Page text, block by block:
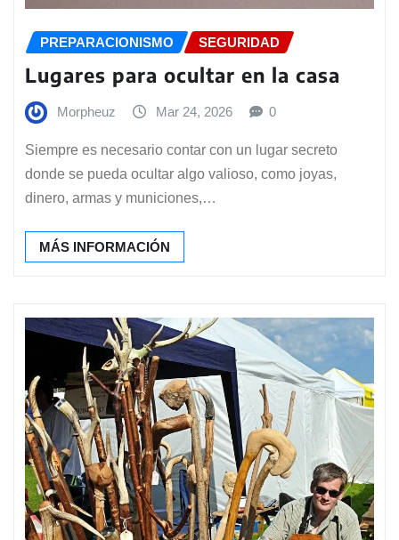
PREPARACIONISMO SEGURIDAD
Lugares para ocultar en la casa
Morpheuz Mar 24, 2026 0
Siempre es necesario contar con un lugar secreto
donde se pueda ocultar algo valioso, como joyas,
dinero, armas y municiones,…
MÁS INFORMACIÓN